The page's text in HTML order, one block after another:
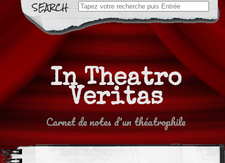
Search
for:
In Theatro
Veritas
Carnet de notes d'un théatrophile